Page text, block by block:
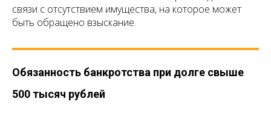
связи с отсутствием имущества, на которое может
быть обращено взыскание.
Обязанность банкротства при долге свыше
500 тысяч рублей